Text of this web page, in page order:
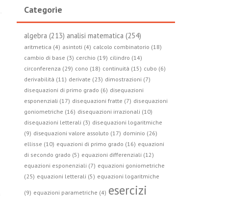
Categorie
algebra (213) analisi matematica (254)
aritmetica (4) asintoti (4) calcolo combinatorio (18)
cambio di base (3) cerchio (19) cilindro (14)
circonferenza (29) cono (18) continuità (15) cubo (6)
derivabilità (11) derivate (23) dimostrazioni (7)
disequazioni di primo grado (6) disequazioni
esponenziali (17) disequazioni fratte (7) disequazioni
goniometriche (16) disequazioni irrazionali (10)
disequazioni letterali (3) disequazioni logaritmiche
(9) disequazioni valore assoluto (17) dominio (26)
ellisse (10) equazioni di primo grado (16) equazioni
di secondo grado (5) equazioni differenziali (12)
equazioni esponenziali (7) equazioni goniometriche
(25) equazioni letterali (5) equazioni logaritmiche
(9) equazioni parametriche (4) esercizi